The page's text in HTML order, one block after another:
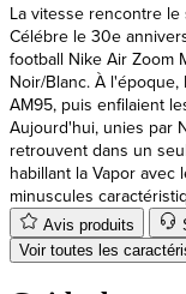
football Nike Air Zoom
Noir/Blanc. À
AM95, puis enfilaient
Aujourd'hui, unies par
retrouvent dans un
habillant la Vapor
minuscules
Avis produits
Voir toutes les
Guide des